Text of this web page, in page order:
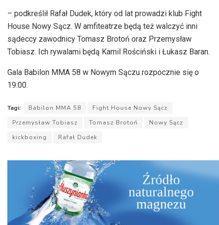
– podkreślił Rafał Dudek, który od lat prowadzi klub Fight
House Nowy Sącz. W amfiteatrze będą też walczyć inni
sądeccy zawodnicy Tomasz Brotoń oraz Przemysław
Tobiasz. Ich rywalami będą Kamil Rościński i Łukasz Baran.
Gala Babilon MMA 58 w Nowym Sączu rozpocznie się o
19.00.
Tagi: Babilon MMA 58
Fight House Nowy Sącz
Przemysław Tobiasz
Tomasz Brotoń
Nowy Sącz
kickboxing
Rafał Dudek